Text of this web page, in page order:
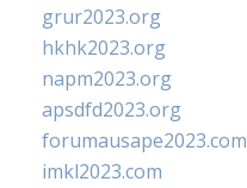
grur2023.org
hkhk2023.org
napm2023.org
apsdfd2023.org
forumausape2023.com
imkl2023.com